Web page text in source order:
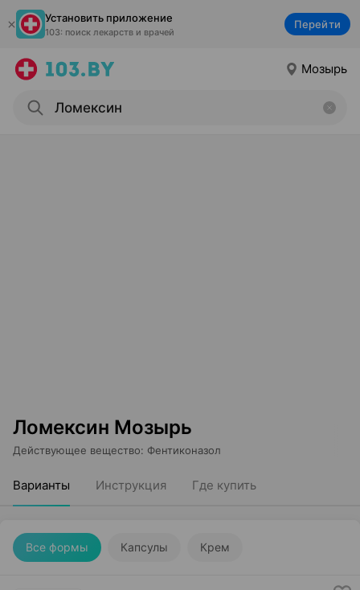
Установить приложение
103: поиск лекарств и врачей
Перейти
Мозырь
Ломексин Мозырь
Действующее вещество: Фентиконазол
Варианты Инструкция Где купить
Все формы Капсулы Крем